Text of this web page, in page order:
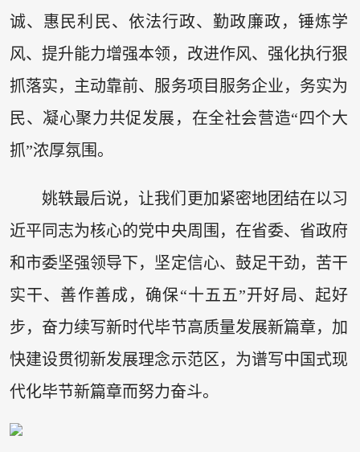
诚、惠民利民、依法行政、勤政廉政，锤炼学
风、提升能力增强本领，改进作风、强化执行狠
抓落实，主动靠前、服务项目服务企业，务实为
民、凝心聚力共促发展，在全社会营造“四个大
抓”浓厚氛围。
姚轶最后说，让我们更加紧密地团结在以习
近平同志为核心的党中央周围，在省委、省政府
和市委坚强领导下，坚定信心、鼓足干劲，苦干
实干、善作善成，确保“十五五”开好局、起好
步，奋力续写新时代毕节高质量发展新篇章，加
快建设贯彻新发展理念示范区，为谱写中国式现
代化毕节新篇章而努力奋斗。